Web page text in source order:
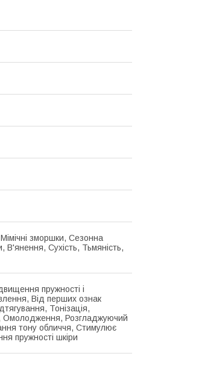
зморшки, Сезонна
В'янення, Сухість, Тьмяність,
пружності і
Від перших ознак
Тонізація,
Омолодження, Розгладжуючий
тону обличчя, Стимулює
пружності шкіри